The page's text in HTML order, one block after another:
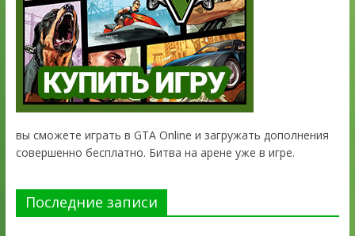
вы сможете играть в GTA Online и загружать дополнения
совершенно бесплатно. Битва на арене уже в игре.
Последние записи